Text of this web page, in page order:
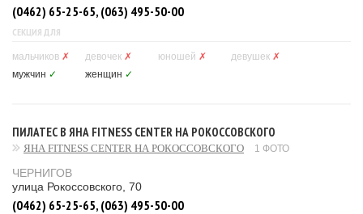
(0462) 65-25-65, (063) 495-50-00
СЕКЦИЯ ДЛЯ
мальчиков ✗ девочек ✗ юношей ✗ девушек ✗
мужчин ✓ женщин ✓
ПИЛАТЕС В ЯНА FITNESS CENTER НА РОКОССОВСКОГО
ЯНА FITNESS CENTER НА РОКОССОВСКОГО 1 ФОТО
ЧЕРНИГОВ
улица Рокоссовского, 70
(0462) 65-25-65, (063) 495-50-00